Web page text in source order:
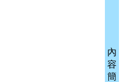
內
容
簡